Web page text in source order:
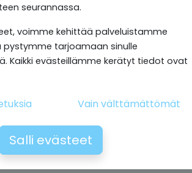
seurannassa.
voimme kehittää palveluistamme
tarjoamaan sinulle
Kaikki evästeillämme kerätyt tiedot ovat
Vain välttämättömät
Salli evästeet